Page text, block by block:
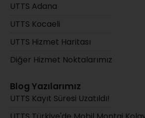
UTTS Adana
UTTS Kocaeli
UTTS Hizmet Haritası
Diğer Hizmet Noktalarımız
Blog Yazılarımız
UTTS Kayıt Süresi Uzatıldı!